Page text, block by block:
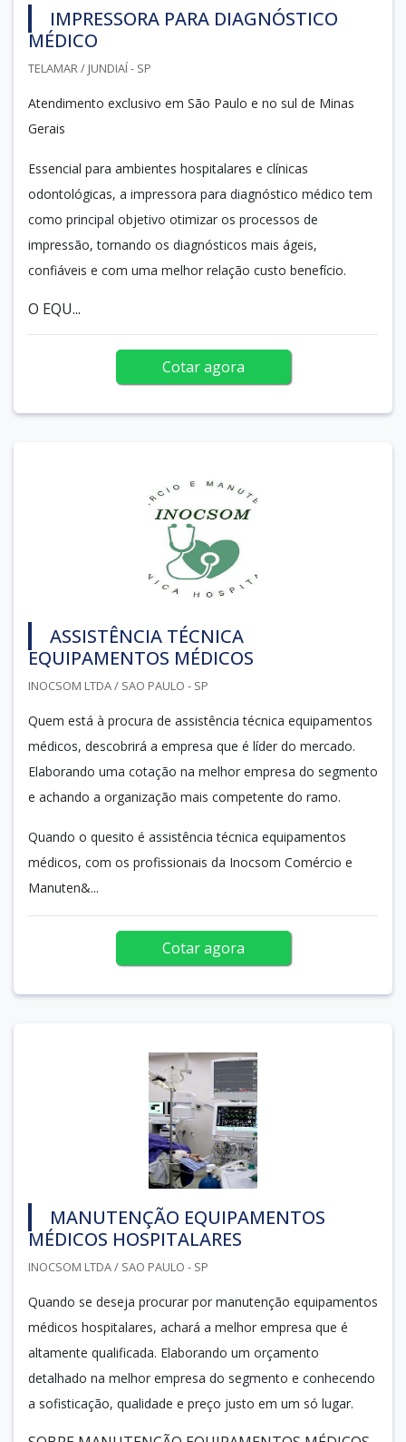
IMPRESSORA PARA DIAGNÓSTICO
MÉDICO
TELAMAR / JUNDIAÍ - SP
Atendimento exclusivo em São Paulo e no sul de Minas
Gerais
Essencial para ambientes hospitalares e clínicas
odontológicas, a impressora para diagnóstico médico tem
como principal objetivo otimizar os processos de
impressão, tornando os diagnósticos mais ágeis,
confiáveis e com uma melhor relação custo benefício.
O EQU...
Cotar agora
ASSISTÊNCIA TÉCNICA
EQUIPAMENTOS MÉDICOS
INOCSOM LTDA / SAO PAULO - SP
Quem está à procura de assistência técnica equipamentos
médicos, descobrirá a empresa que é líder do mercado.
Elaborando uma cotação na melhor empresa do segmento
e achando a organização mais competente do ramo.
Quando o quesito é assistência técnica equipamentos
médicos, com os profissionais da Inocsom Comércio e
Manuten&...
Cotar agora
MANUTENÇÃO EQUIPAMENTOS
MÉDICOS HOSPITALARES
INOCSOM LTDA / SAO PAULO - SP
Quando se deseja procurar por manutenção equipamentos
médicos hospitalares, achará a melhor empresa que é
altamente qualificada. Elaborando um orçamento
detalhado na melhor empresa do segmento e conhecendo
a sofisticação, qualidade e preço justo em um só lugar.